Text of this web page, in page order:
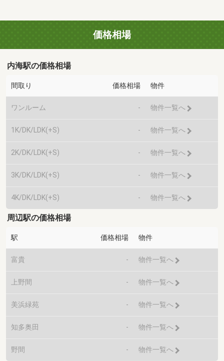
価格相場
内海駅の価格相場
間取り 価格相場 物件
ワンルーム - 物件一覧へ
1K/DK/LDK(+S) - 物件一覧へ
2K/DK/LDK(+S) - 物件一覧へ
3K/DK/LDK(+S) - 物件一覧へ
4K/DK/LDK(+S) - 物件一覧へ
周辺駅の価格相場
駅 価格相場 物件
富貴 - 物件一覧へ
上野間 - 物件一覧へ
美浜緑苑 - 物件一覧へ
知多奥田 - 物件一覧へ
野間 - 物件一覧へ